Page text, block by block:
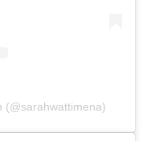
(@sarahwattimena)